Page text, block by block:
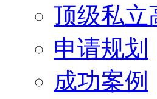
顶级私立
申请规划
成功案例